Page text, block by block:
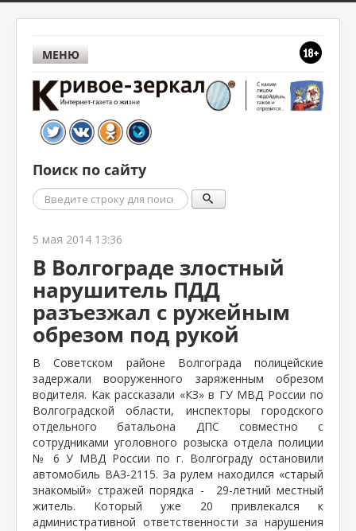
МЕНЮ
Поиск по сайту
Поиск
5 мая 2014 13:36
В Волгограде злостный
нарушитель ПДД
разъезжал с ружейным
обрезом под рукой
В Советском районе Волгограда полицейские
задержали вооруженного заряженным обрезом
водителя. Как рассказали «КЗ» в ГУ МВД России по
Волгоградской области, инспекторы городского
отдельного батальона ДПС совместно с
сотрудниками уголовного розыска отдела полиции
№ 6 У МВД России по г. Волгограду остановили
автомобиль ВАЗ-2115. За рулем находился «старый
знакомый» стражей порядка -
29-летний местный
житель. Который уже 20 привлекался к
административной ответственности за нарушения